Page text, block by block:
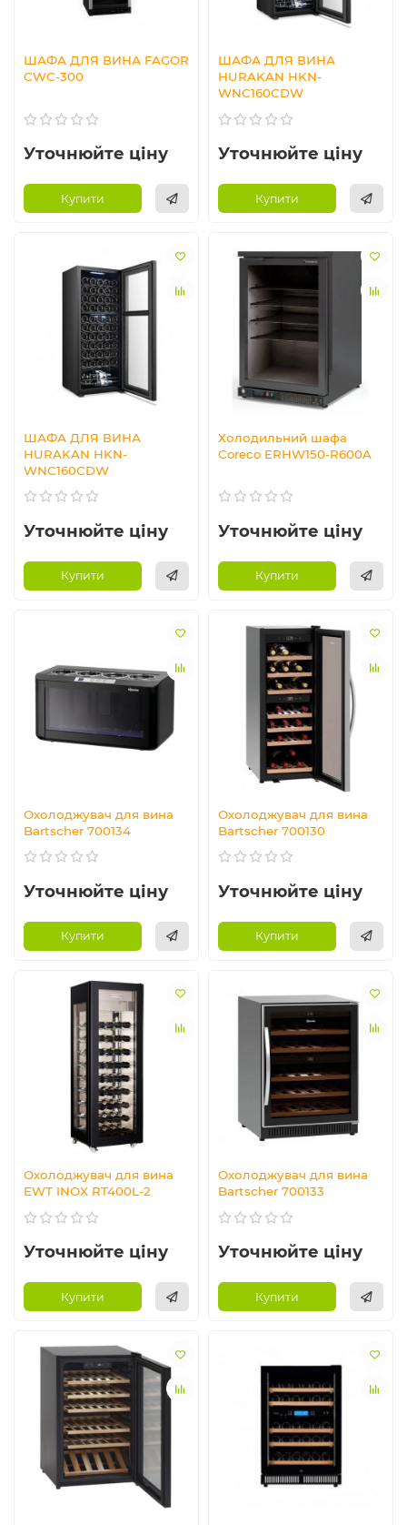
ШАФА ДЛЯ ВИНА FAGOR
CWC-300
Уточнюйте ціну
Купити
ШАФА ДЛЯ ВИНА
HURAKAN HKN-
WNC160CDW
Уточнюйте ціну
Купити
ШАФА ДЛЯ ВИНА
HURAKAN HKN-
WNC160CDW
Уточнюйте ціну
Купити
Холодильний шафа
Coreco ERHW150-R600A
Уточнюйте ціну
Купити
Охолоджувач для вина
Bartscher 700134
Уточнюйте ціну
Купити
Охолоджувач для вина
Bartscher 700130
Уточнюйте ціну
Купити
Охолоджувач для вина
EWT INOX RT400L-2
Уточнюйте ціну
Купити
Охолоджувач для вина
Bartscher 700133
Уточнюйте ціну
Купити